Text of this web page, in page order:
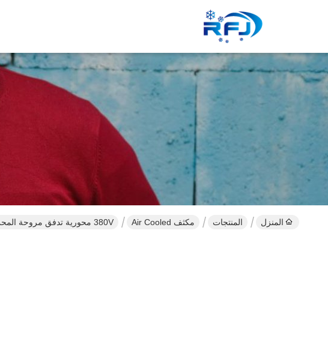
المنزل المنتجات مكثف Air Cooled 380V محورية تدفق مروحة المحرك YWF4E-450 ، الفولاذ المقاوم للصدأ محوري المشجعين الصناعية